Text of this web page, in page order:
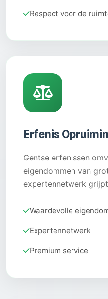
Respect voor de
Erfenis
Gentse erfenissen
eigendommen van
expertennetwerk
Waardevolle
Expertennetwerk
Premium service